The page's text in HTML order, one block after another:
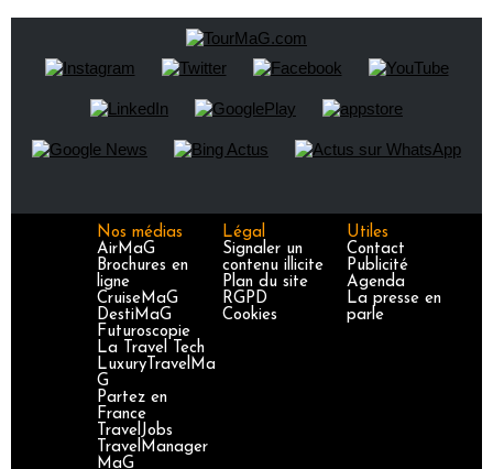
Nos médias
AirMaG
Brochures en
ligne
CruiseMaG
DestiMaG
Futuroscopie
La Travel Tech
LuxuryTravelMa
G
Partez en
France
TravelJobs
TravelManager
MaG
Légal
Signaler un
contenu illicite
Plan du site
RGPD
Cookies
Utiles
Contact
Publicité
Agenda
La presse en
parle